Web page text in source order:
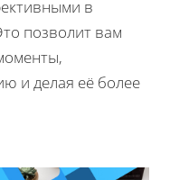
в
позволит вам
и делая её более